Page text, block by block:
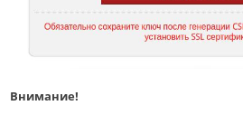
Внимание!